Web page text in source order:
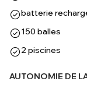
batterie
150 balles
2 piscines
AUTONOMIE DE